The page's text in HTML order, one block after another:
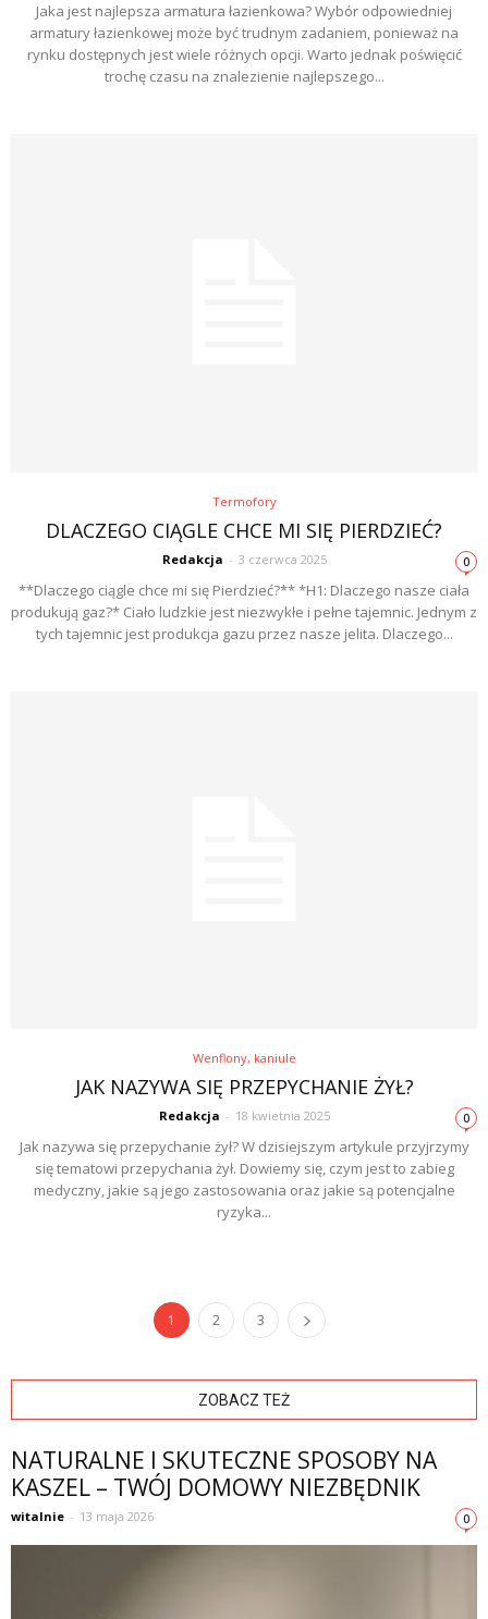
Jaka jest najlepsza armatura łazienkowa? Wybór odpowiedniej
armatury łazienkowej może być trudnym zadaniem, ponieważ na
rynku dostępnych jest wiele różnych opcji. Warto jednak poświęcić
trochę czasu na znalezienie najlepszego...
Termofory
DLACZEGO CIĄGLE CHCE MI SIĘ PIERDZIEĆ?
Redakcja - 3 czerwca 2025 0
**Dlaczego ciągle chce mi się Pierdzieć?** *H1: Dlaczego nasze ciała
produkują gaz?* Ciało ludzkie jest niezwykłe i pełne tajemnic. Jednym z
tych tajemnic jest produkcja gazu przez nasze jelita. Dlaczego...
Wenflony, kaniule
JAK NAZYWA SIĘ PRZEPYCHANIE ŻYŁ?
Redakcja - 18 kwietnia 2025 0
Jak nazywa się przepychanie żył? W dzisiejszym artykule przyjrzymy
się tematowi przepychania żył. Dowiemy się, czym jest to zabieg
medyczny, jakie są jego zastosowania oraz jakie są potencjalne
ryzyka...
1 2 3
ZOBACZ TEŻ
NATURALNE I SKUTECZNE SPOSOBY NA
KASZEL – TWÓJ DOMOWY NIEZBĘDNIK
witalnie - 13 maja 2026 0